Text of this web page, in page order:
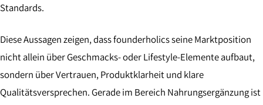
Standards.
Diese Aussagen zeigen, dass founderholics seine Marktposition
nicht allein über Geschmacks- oder Lifestyle-Elemente aufbaut,
sondern über Vertrauen, Produktklarheit und klare
Qualitätsversprechen. Gerade im Bereich Nahrungsergänzung ist